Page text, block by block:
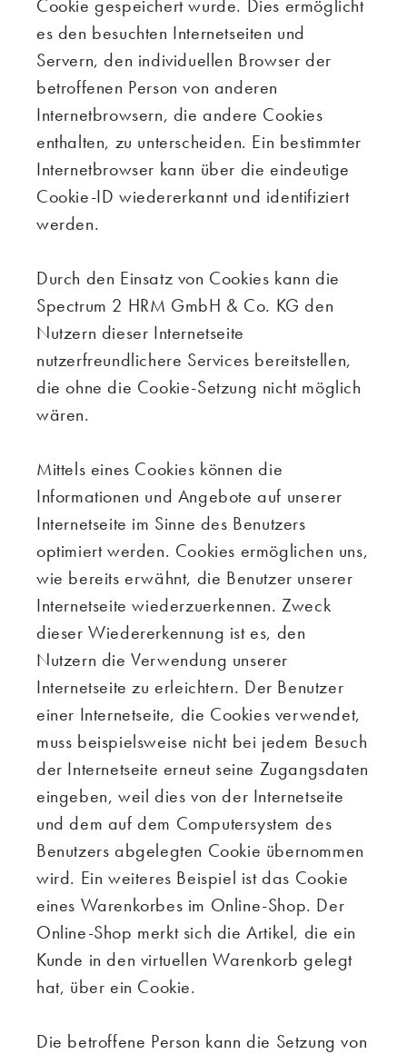
Cookie gespeichert wurde. Dies ermöglicht
es den besuchten Internetseiten und
Servern, den individuellen Browser der
betroffenen Person von anderen
Internetbrowsern, die andere Cookies
enthalten, zu unterscheiden. Ein bestimmter
Internetbrowser kann über die eindeutige
Cookie-ID wiedererkannt und identifiziert
werden.
Durch den Einsatz von Cookies kann die
Spectrum 2 HRM GmbH & Co. KG den
Nutzern dieser Internetseite
nutzerfreundlichere Services bereitstellen,
die ohne die Cookie-Setzung nicht möglich
wären.
Mittels eines Cookies können die
Informationen und Angebote auf unserer
Internetseite im Sinne des Benutzers
optimiert werden. Cookies ermöglichen uns,
wie bereits erwähnt, die Benutzer unserer
Internetseite wiederzuerkennen. Zweck
dieser Wiedererkennung ist es, den
Nutzern die Verwendung unserer
Internetseite zu erleichtern. Der Benutzer
einer Internetseite, die Cookies verwendet,
muss beispielsweise nicht bei jedem Besuch
der Internetseite erneut seine Zugangsdaten
eingeben, weil dies von der Internetseite
und dem auf dem Computersystem des
Benutzers abgelegten Cookie übernommen
wird. Ein weiteres Beispiel ist das Cookie
eines Warenkorbes im Online-Shop. Der
Online-Shop merkt sich die Artikel, die ein
Kunde in den virtuellen Warenkorb gelegt
hat, über ein Cookie.
Die betroffene Person kann die Setzung von